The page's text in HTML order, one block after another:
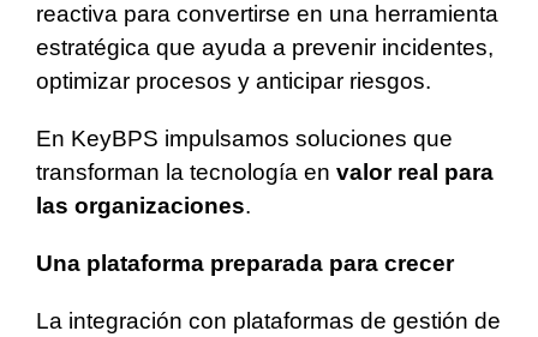
reactiva para convertirse en una herramienta
estratégica que ayuda a prevenir incidentes,
optimizar procesos y anticipar riesgos.
En KeyBPS impulsamos soluciones que
transforman la tecnología en valor real para
las organizaciones.
Una plataforma preparada para crecer
La integración con plataformas de gestión de